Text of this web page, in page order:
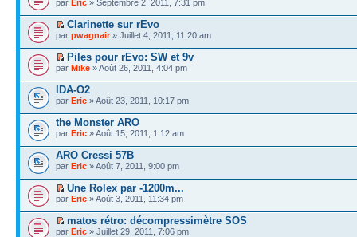
par Eric » Septembre 2, 2011, 7:31 pm
Clarinette sur rEvo
par pwagnair» Juillet 4, 2011, 11:20 am
Piles pour rEvo: SW et 9v
par Mike » Août 26, 2011, 4:04 pm
IDA-O2
par Eric » Août 23, 2011, 10:17 pm
the Monster ARO
par Eric » Août 15, 2011, 1:12 am
ARO Cressi 57B
par Eric » Août 7, 2011, 9:00 pm
Une Rolex par -1200m...
par Eric » Août 3, 2011, 11:34 pm
matos rétro: décompressimètre SOS
par Eric » Juillet 29, 2011, 7:06 pm